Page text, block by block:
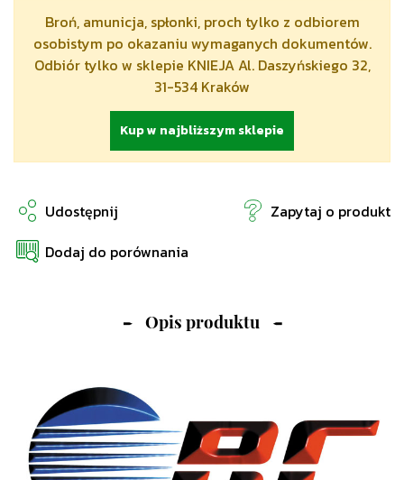
Broń, amunicja, spłonki, proch tylko z odbiorem
osobistym po okazaniu wymaganych dokumentów.
Odbiór tylko w sklepie KNIEJA Al. Daszyńskiego 32,
31-534 Kraków
Kup w najbliższym sklepie
Udostępnij
Zapytaj o produkt
Dodaj do porównania
Opis produktu